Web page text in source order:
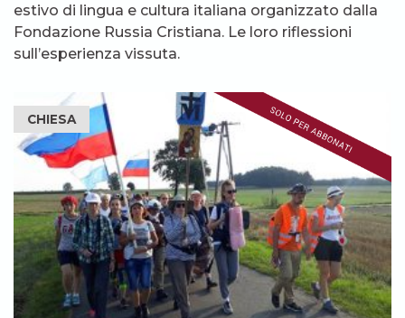
estivo di lingua e cultura italiana organizzato dalla
Fondazione Russia Cristiana. Le loro riflessioni
sull’esperienza vissuta.
CHIESA